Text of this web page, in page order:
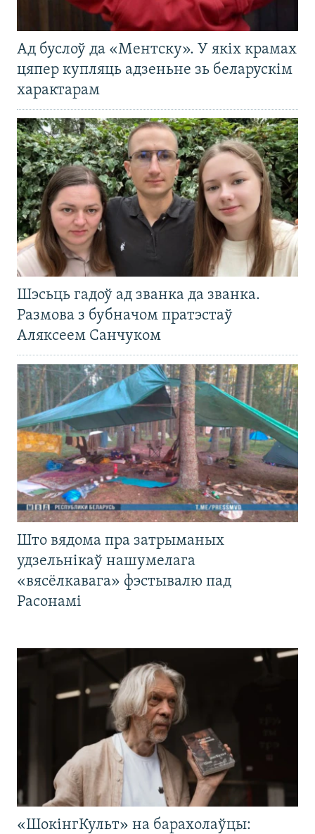
Ад буслоў да «Ментску». У якіх крамах
цяпер купляць адзеньне зь беларускім
характарам
Шэсьць гадоў ад званка да званка.
Размова з бубначом пратэстаў
Аляксеем Санчуком
Што вядома пра затрыманых
удзельнікаў нашумелага
«вясёлкавага» фэстывалю пад
Расонамі
«ШокінгКульт» на барахолаўцы: